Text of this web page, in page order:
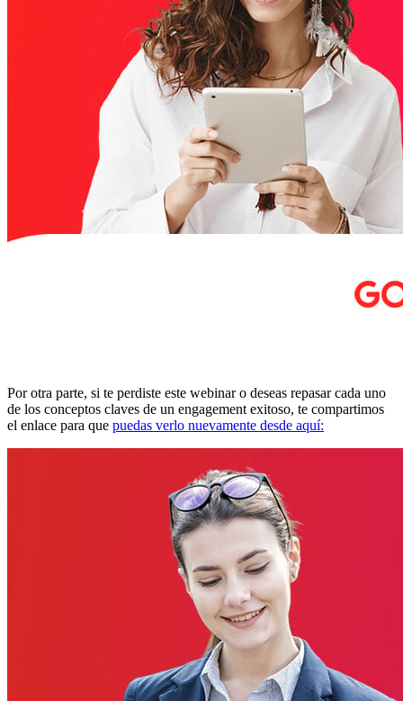
Por otra parte, si te perdiste este webinar o deseas repasar cada uno
de los conceptos claves de un engagement exitoso, te compartimos
el enlace para que puedas verlo nuevamente desde aquí: